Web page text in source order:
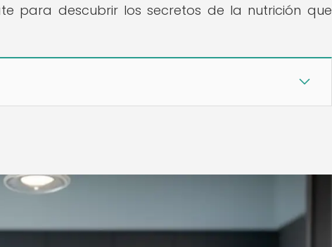
para descubrir los secretos de la nutrición que